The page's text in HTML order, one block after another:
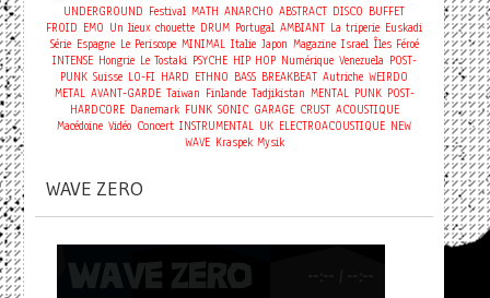
UNDERGROUND Festival MATH ANARCHO ABSTRACT DISCO BUFFET
FROID EMO Un lieux chouette DRUM Portugal AMBIANT La triperie Euskadi
Série Espagne Le Periscope MINIMAL Italie Japon Magazine Israel Îles Féroé
INTENSE Hongrie Le Tostaki PSYCHE HIP HOP Numérique Venezuela POST-
PUNK Suisse LO-FI HARD ETHNO BASS BREAKBEAT Autriche WEIRDO
METAL AVANT-GARDE Taiwan Finlande Tadjikistan MENTAL PUNK POST-
HARDCORE Danemark FUNK SONIC GARAGE CRUST ACOUSTIQUE
Macédoine Vidéo Concert INSTRUMENTAL UK ELECTROACOUSTIQUE NEW
WAVE Kraspek Mysik
WAVE ZERO